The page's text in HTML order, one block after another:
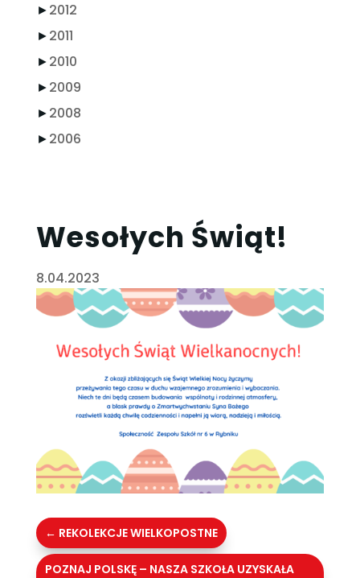
►2012
►2011
►2010
►2009
►2008
►2006
Wesołych Świąt!
8.04.2023
← REKOLEKCJE WIELKOPOSTNE
POZNAJ POLSKĘ – NASZA SZKOŁA UZYSKAŁA